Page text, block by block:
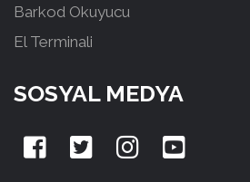
Barkod Okuyucu
El Terminali
SOSYAL MEDYA